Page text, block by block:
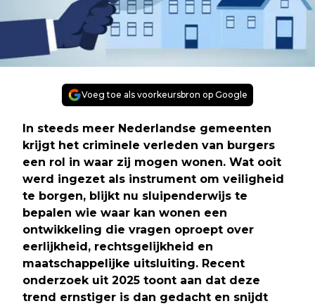
Voeg toe als voorkeursbron op Google
In steeds meer Nederlandse gemeenten
krijgt het criminele verleden van burgers
een rol in waar zij mogen wonen. Wat ooit
werd ingezet als instrument om veiligheid
te borgen, blijkt nu sluipenderwijs te
bepalen wie waar kan wonen een
ontwikkeling die vragen oproept over
eerlijkheid, rechtsgelijkheid en
maatschappelijke uitsluiting. Recent
onderzoek uit 2025 toont aan dat deze
trend ernstiger is dan gedacht en snijdt